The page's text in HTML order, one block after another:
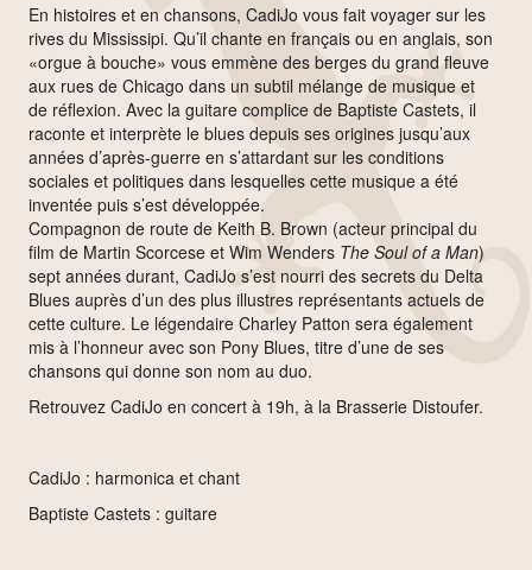
En histoires et en chansons, CadiJo vous fait voyager sur les
rives du Mississipi. Qu’il chante en français ou en anglais, son
«orgue à bouche» vous emmène des berges du grand fleuve
aux rues de Chicago dans un subtil mélange de musique et
de réflexion. Avec la guitare complice de Baptiste Castets, il
raconte et interprète le blues depuis ses origines jusqu’aux
années d’après-guerre en s’attardant sur les conditions
sociales et politiques dans lesquelles cette musique a été
inventée puis s’est développée.
Compagnon de route de Keith B. Brown (acteur principal du
film de Martin Scorcese et Wim Wenders The Soul of a Man)
sept années durant, CadiJo s’est nourri des secrets du Delta
Blues auprès d’un des plus illustres représentants actuels de
cette culture. Le légendaire Charley Patton sera également
mis à l’honneur avec son Pony Blues, titre d’une de ses
chansons qui donne son nom au duo.
Retrouvez CadiJo en concert à 19h, à la Brasserie Distoufer.
CadiJo : harmonica et chant
Baptiste Castets : guitare